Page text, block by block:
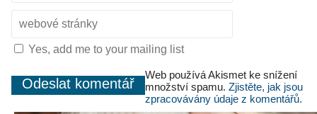
Yes, add me to your mailing list
Web používá Akismet ke snížení
množství spamu. Zjistěte, jak jsou
zpracovávány údaje z komentářů.